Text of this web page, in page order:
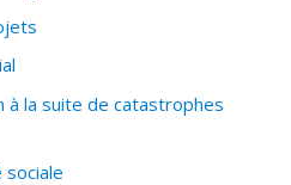
à la suite de catastrophes
sociale